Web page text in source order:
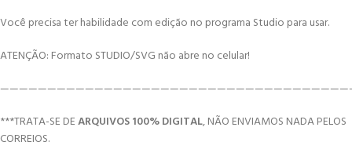
Você precisa ter habilidade com edição no programa Studio para usar.
ATENÇÃO: Formato STUDIO/SVG não abre no celular!
***TRATA-SE DEARQUIVOS 100% DIGITAL, NÃO ENVIAMOS NADA PELOS
CORREIOS.